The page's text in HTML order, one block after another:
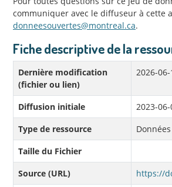
communiquer avec le diffuseur à cette
donneesouvertes@montreal.ca.
Fiche descriptive de la
Dernière modification
(fichier ou lien)
2026-06-
Diffusion initiale
2023-06-
Type de ressource
Données
Taille du Fichier
Source (URL)